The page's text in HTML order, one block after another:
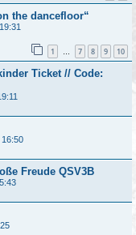
the dancefloor“
1 … 7 8 9 10
Ticket // Code:
16:50
Freude QSV3B